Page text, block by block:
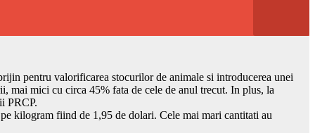
pentru valorificarea stocurilor de animale si introducerea unei
mai mici cu circa 45% fata de cele de anul trecut. In plus, la
PRCP.
kilogram fiind de 1,95 de dolari. Cele mai mari cantitati au